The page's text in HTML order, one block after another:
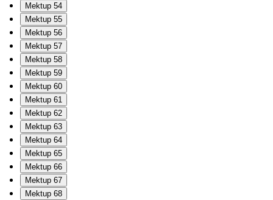
Mektup 54
Mektup 55
Mektup 56
Mektup 57
Mektup 58
Mektup 59
Mektup 60
Mektup 61
Mektup 62
Mektup 63
Mektup 64
Mektup 65
Mektup 66
Mektup 67
Mektup 68